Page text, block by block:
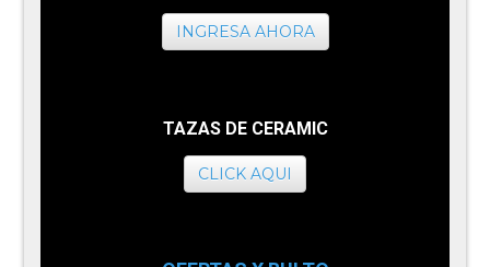
INGRESA AHORA
TAZAS DE CERAMIC
CLICK AQUI